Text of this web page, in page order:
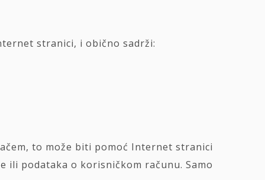
stranici, i obično sadrži:
to može biti pomoć Internet stranici
podataka o korisničkom računu. Samo